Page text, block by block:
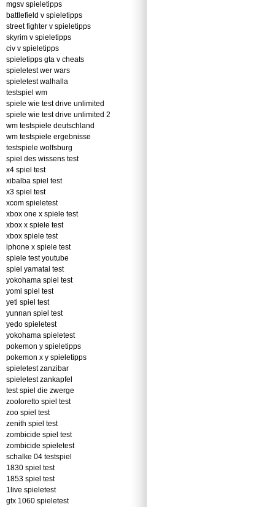
mgsv spieletipps
battlefield v spieletipps
street fighter v spieletipps
skyrim v spieletipps
civ v spieletipps
spieletipps gta v cheats
spieletest wer wars
spieletest walhalla
testspiel wm
spiele wie test drive unlimited
spiele wie test drive unlimited 2
wm testspiele deutschland
wm testspiele ergebnisse
testspiele wolfsburg
spiel des wissens test
x4 spiel test
xibalba spiel test
x3 spiel test
xcom spieletest
xbox one x spiele test
xbox x spiele test
xbox spiele test
iphone x spiele test
spiele test youtube
spiel yamatai test
yokohama spiel test
yomi spiel test
yeti spiel test
yunnan spiel test
yedo spieletest
yokohama spieletest
pokemon y spieletipps
pokemon x y spieletipps
spieletest zanzibar
spieletest zankapfel
test spiel die zwerge
zooloretto spiel test
zoo spiel test
zenith spiel test
zombicide spiel test
zombicide spieletest
schalke 04 testspiel
1830 spiel test
1853 spiel test
1live spieletest
gtx 1060 spieletest